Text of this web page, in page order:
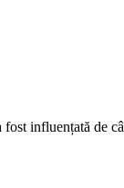
influențată de